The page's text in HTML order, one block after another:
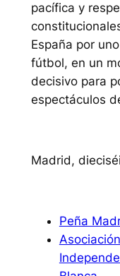
pacífica y
España por
fútbol, en un
decisivo para
espectáculos
Madrid,
Peña